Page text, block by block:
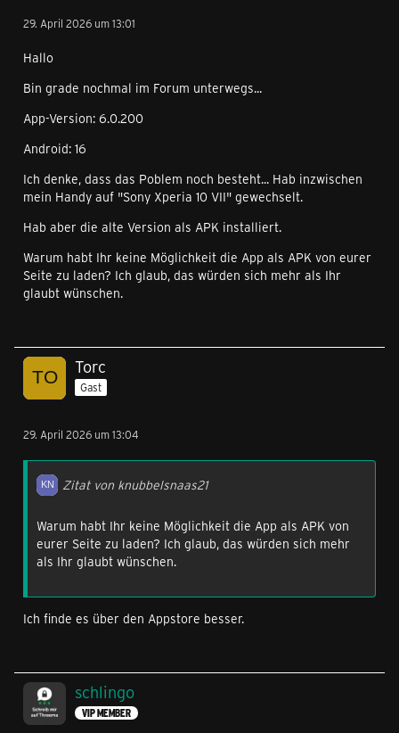
29. April 2026 um 13:01
Hallo
Bin grade nochmal im Forum unterwegs...
App-Version: 6.0.200
Android: 16
Ich denke, dass das Poblem noch besteht... Hab inzwischen
mein Handy auf "Sony Xperia 10 VII" gewechselt.
Hab aber die alte Version als APK installiert.
Warum habt Ihr keine Möglichkeit die App als APK von eurer
Seite zu laden? Ich glaub, das würden sich mehr als Ihr
glaubt wünschen.
Torc
Gast
29. April 2026 um 13:04
Zitat von knubbelsnaas21
Warum habt Ihr keine Möglichkeit die App als APK von
eurer Seite zu laden? Ich glaub, das würden sich mehr
als Ihr glaubt wünschen.
Ich finde es über den Appstore besser.
schlingo
VIP MEMBER